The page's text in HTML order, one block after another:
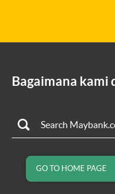
Bagaimana kami
GO TO HOME PAGE